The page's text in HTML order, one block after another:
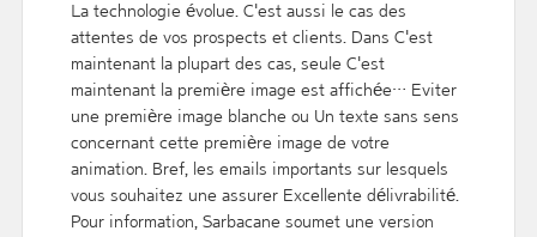
La technologie évolue. C'est aussi le cas des
attentes de vos prospects et clients. Dans C'est
maintenant la plupart des cas, seule C'est
maintenant la première image est affichée… Eviter
une première image blanche ou Un texte sans sens
concernant cette première image de votre
animation. Bref, les emails importants sur lesquels
vous souhaitez une assurer Excellente délivrabilité.
Pour information, Sarbacane soumet une version